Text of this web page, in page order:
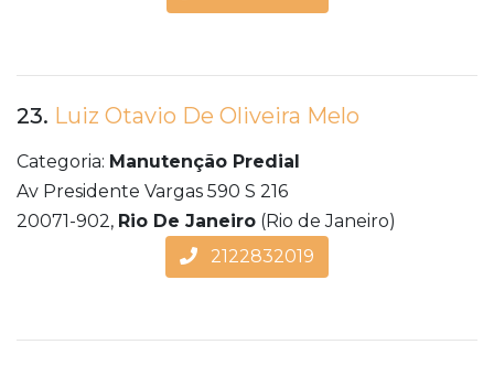
23. Luiz Otavio De Oliveira Melo
Categoria: Manutenção Predial
Av Presidente Vargas 590 S 216
20071-902, Rio De Janeiro (Rio de Janeiro)
2122832019